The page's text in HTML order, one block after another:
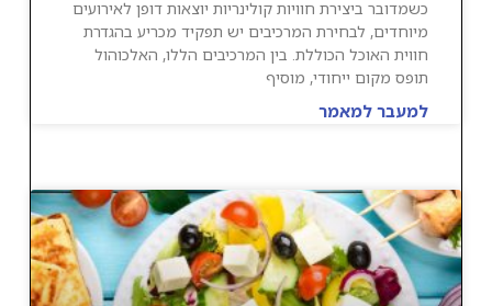
כשמדובר ביצירת חוויות קולינריות יוצאות דופן לאירועים
מיוחדים, לבחירת המרכיבים יש תפקיד מכריע בהגדרת
חווית האוכל הכוללת. בין המרכיבים הללו, האלכוהול
תופס מקום ייחודי, מוסיף
למעבר למאמר